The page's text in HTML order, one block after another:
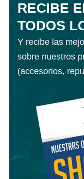
RECIBE
TODOS
Y recibe las
sobre nuestros
(accesorios,